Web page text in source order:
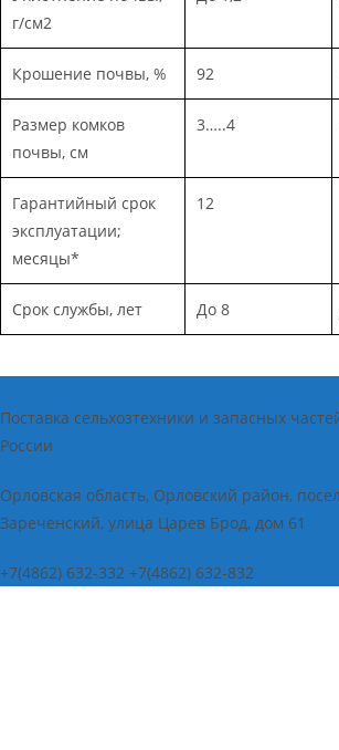
г/см2
Крошение почвы, % 92
Размер комков
почвы, см
3…..4
Гарантийный срок
эксплуатации;
месяцы*
12
Срок службы, лет До 8
Поставка сельхозтехники и запасных
России
Орловская область, Орловский район,
Зареченский, улица Царев Брод, дом 61
+7(4862) 632-332 +7(4862) 632-832